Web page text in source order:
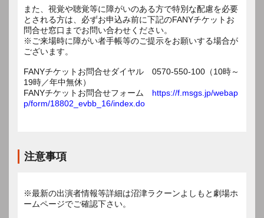
また、視覚や聴覚等に障がいのある方で特別な配慮を必要
とされる方は、必ずお申込み前に下記のFANYチケットお
問合せ窓口までお問い合わせください。
※ご来場時に障がい者手帳等のご提示をお願いする場合が
ございます。
FANYチケットお問合せダイヤル 0570-550-100（10時～
19時／年中無休）
FANYチケットお問合せフォーム https://f.msgs.jp/webap
p/form/18802_evbb_16/index.do
注意事項
※最新の出演者情報等詳細は沼津ラクーンよしもと劇場ホ
ームページでご確認下さい。